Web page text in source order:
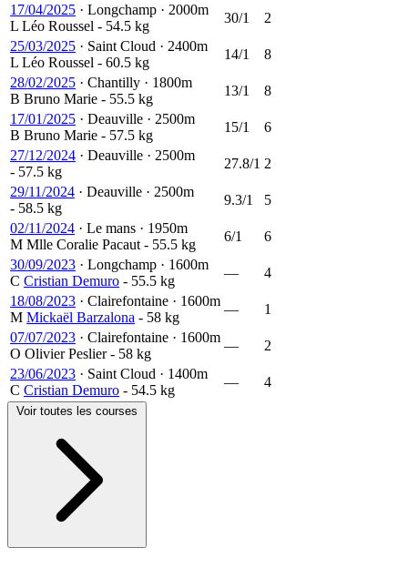
17/04/2025 · Longchamp · 2000m
L Léo Roussel - 54.5 kg
30/1
2
25/03/2025 · Saint Cloud · 2400m
L Léo Roussel - 60.5 kg
14/1
8
28/02/2025 · Chantilly · 1800m
B Bruno Marie - 55.5 kg
13/1
8
17/01/2025 · Deauville · 2500m
B Bruno Marie - 57.5 kg
15/1
6
27/12/2024 · Deauville · 2500m
- 57.5 kg
27.8/1 2
29/11/2024 · Deauville · 2500m
- 58.5 kg
9.3/1
5
02/11/2024 · Le mans · 1950m
M Mlle Coralie Pacaut - 55.5 kg
6/1
6
30/09/2023 · Longchamp · 1600m
C Cristian Demuro - 55.5 kg
—
4
18/08/2023 · Clairefontaine · 1600m
M Mickaël Barzalona - 58 kg
—
1
07/07/2023 · Clairefontaine · 1600m
O Olivier Peslier - 58 kg
—
2
23/06/2023 · Saint Cloud · 1400m
C Cristian Demuro - 54.5 kg
— 4
Voir toutes les courses